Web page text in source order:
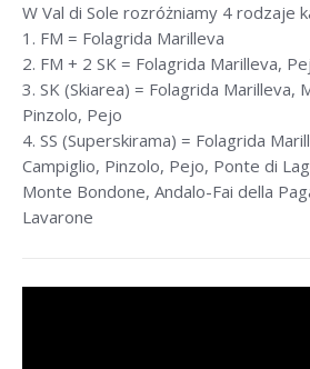
W Val di Sole rozróżniamy 4 rodzaje
1. FM = Folagrida Marilleva
2. FM + 2 SK = Folagrida Marilleva,
3. SK (Skiarea) = Folagrida Marilleva,
Pinzolo, Pejo
4. SS (Superskirama) = Folagrida
Campiglio, Pinzolo, Pejo, Ponte di
Monte Bondone, Andalo-Fai della
Lavarone